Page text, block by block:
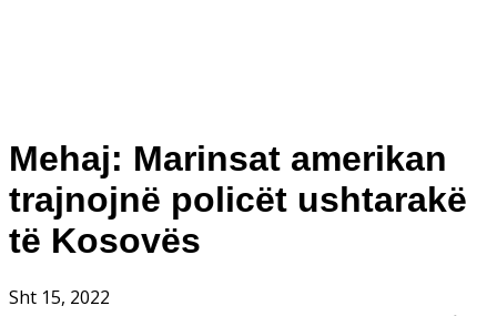
Mehaj: Marinsat amerikan
trajnojnë policët ushtarakë
të Kosovës
Sht 15, 2022